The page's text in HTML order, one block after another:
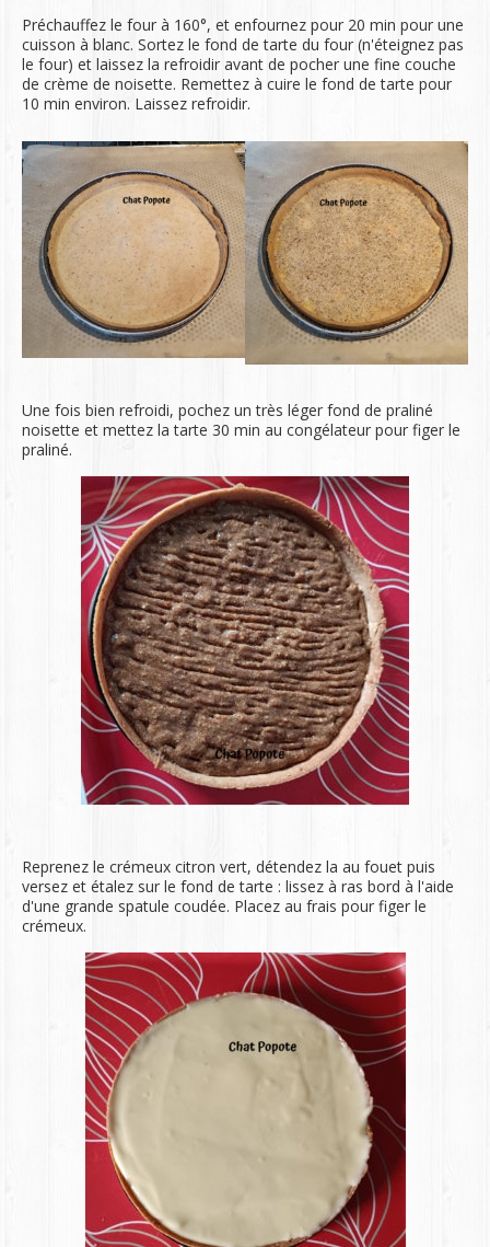
Préchauffez le four à 160°, et enfournez pour 20 min pour une
cuisson à blanc. Sortez le fond de tarte du four (n'éteignez pas
le four) et laissez la refroidir avant de pocher une fine couche
de crème de noisette. Remettez à cuire le fond de tarte pour
10 min environ. Laissez refroidir.
Une fois bien refroidi, pochez un très léger fond de praliné
noisette et mettez la tarte 30 min au congélateur pour figer le
praliné.
Reprenez le crémeux citron vert, détendez la au fouet puis
versez et étalez sur le fond de tarte : lissez à ras bord à l'aide
d'une grande spatule coudée. Placez au frais pour figer le
crémeux.